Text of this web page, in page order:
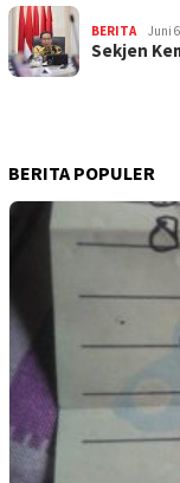
BERITA Juni
Sekjen
BERITA POPULER